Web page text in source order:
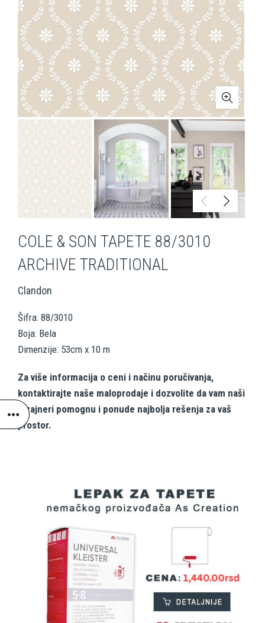
COLE & SON TAPETE 88/3010
ARCHIVE TRADITIONAL
Clandon
Šifra: 88/3010
Boja: Bela
Dimenzije: 53cm x 10 m
Za više informacija o ceni i načinu poručivanja,
kontaktirajte naše maloprodaje i dozvolite da vam naši
dizajneri pomognu i ponude najbolja rešenja za vaš
prostor.